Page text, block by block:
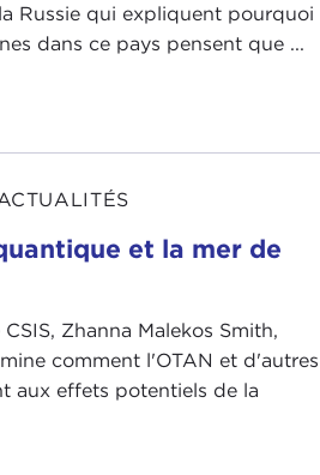
Russie qui expliquent pourquoi
dans ce pays pensent que ...
et la mer de
Zhanna Malekos Smith,
comment l'OTAN et d'autres
aux effets potentiels de la